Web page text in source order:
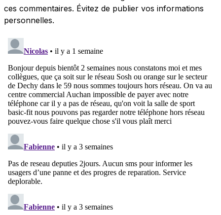
ces commentaires. Évitez de publier vos informations
personnelles.